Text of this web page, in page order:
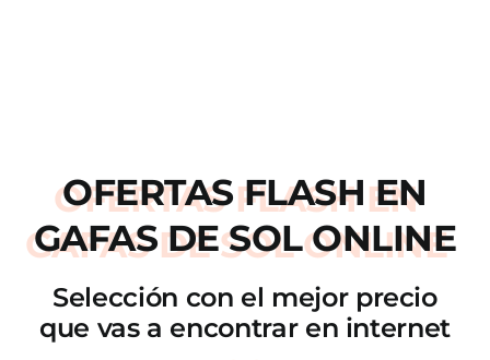
OFERTAS FLASH EN
GAFAS DE SOL ONLINE
Selección con el mejor precio
que vas a encontrar en internet